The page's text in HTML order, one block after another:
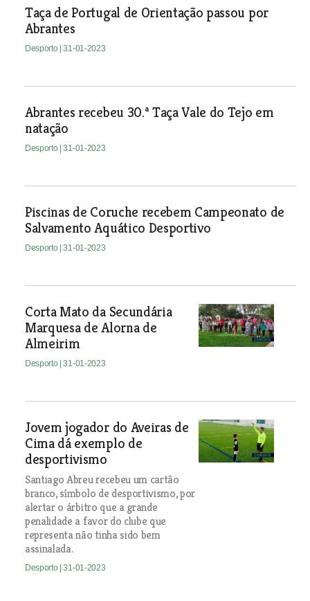
Taça de Portugal de Orientação passou por
Abrantes
Desporto | 31-01-2023
Abrantes recebeu 30.ª Taça Vale do Tejo em
natação
Desporto | 31-01-2023
Piscinas de Coruche recebem Campeonato de
Salvamento Aquático Desportivo
Desporto | 31-01-2023
Corta Mato da Secundária
Marquesa de Alorna de
Almeirim
Desporto | 31-01-2023
Jovem jogador do Aveiras de
Cima dá exemplo de
desportivismo
Santiago Abreu recebeu um cartão
branco, símbolo de desportivismo, por
alertar o árbitro que a grande
penalidade a favor do clube que
representa não tinha sido bem
assinalada.
Desporto | 31-01-2023